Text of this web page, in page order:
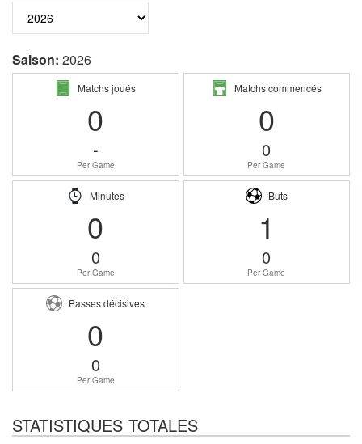
Saison: 2026
Matchs joués
0
-
Per Game
Matchs commencés
0
0
Per Game
Minutes
0
0
Per Game
Buts
1
0
Per Game
Passes décisives
0
0
Per Game
STATISTIQUES TOTALES